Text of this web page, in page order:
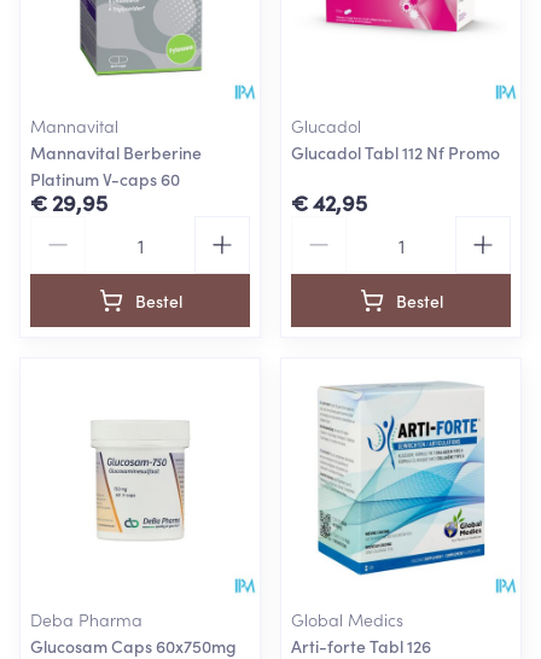
Mannavital
Mannavital Berberine
Platinum V-caps 60
€ 29,95
Bestel
Glucadol
Glucadol Tabl 112 Nf Promo
€ 42,95
Bestel
Deba Pharma
Glucosam Caps 60x750mg
Global Medics
Arti-forte Tabl 126